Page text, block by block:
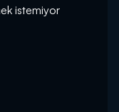
istemiyor